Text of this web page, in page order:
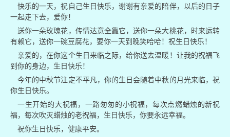
快乐的一天，祝自己生日快乐，谢谢有亲爱的陪伴，以后的日子
一起走下去，爱你！
送你一朵玫瑰花，传情达意全靠它，送你一朵大桃花，时来运转
有赖它，送你一碗豆腐花，要你一天到晚笑哈哈！祝生日快乐！
亲爱的，在你这个生日来临之际，给你送去温暖！让我的祝福飞
到你的身边，生日快乐！
今年的中秋节注定不平凡，你的生日会随着中秋的月光来临，祝
你生日快乐。
一生开始的大祝福，一路匆匆的小祝福，每次点燃蜡烛的新祝
福，每次吹灭蜡烛的老祝福，生日快乐，你要永远幸福。
祝你生日快乐，健康平安。